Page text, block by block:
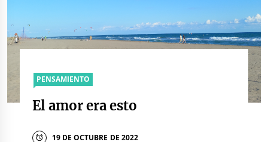
PENSAMIENTO
El amor era esto
19 DE OCTUBRE DE 2022